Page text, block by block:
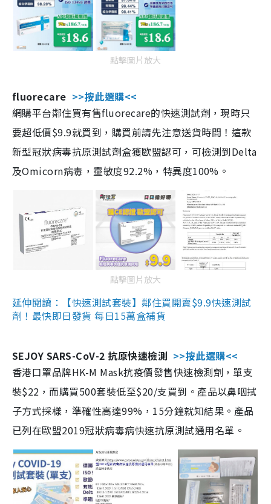
點擊圖片放大
fluorecare >>按此選購<<
網購平台鄰住買有售fluorecare的快速測試劑，現時只
要超低價$9.9就買到，購買前請先注意送貨時間！這款
新型冠狀病毒抗原測試劑盒獲歐盟認可，可檢測到Delta
及Omicorn病毒，靈敏度92.2%，特異度100%。
點擊圖片放大
延伸閱讀：【快速測試套裝】鄰住買開賣$9.9快速測試
劑！最快即日發貨 每日15萬盒補貨
SEJOY SARS-CoV-2 抗原快速檢測 >>按此選購<<
香港口罩品牌HK-M Mask抗疫價發售快速檢測劑，單支
裝$22，而購買500套裝低至$20/支買到。產品以鼻咽拭
子方式採樣，準確性高達99%，15分鐘就知結果。產品
已列在歐盟2019冠狀病毒病快速抗原測試通用名單。